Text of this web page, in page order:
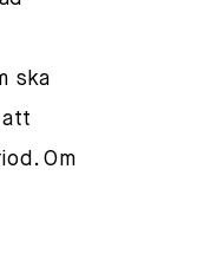
ska
att
Om